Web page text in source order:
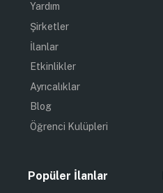
Yardım
Şirketler
İlanlar
Etkinlikler
Ayrıcalıklar
Blog
Öğrenci Kulüpleri
Popüler İlanlar